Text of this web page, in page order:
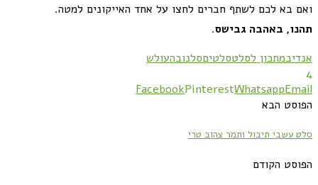
ואם בא לכם לשתף חברים לחצו על אחד האייקונים למטה.
תהנו, באהבה גבישס.
אנדיבמתכון לסלטסלטיםסלנובהעולש
4
FacebookPinterestWhatsappEmail
הפוסט הבא
סלט עשבי תיבול ותמר צהוב טרי
הפוסט הקודם